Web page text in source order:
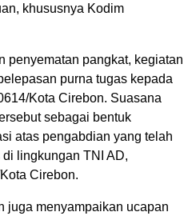
khususnya Kodim
penyematan pangkat, kegiatan
purna tugas kepada
Kota Cirebon. Suasana
sebagai bentuk
atas pengabdian yang telah
lingkungan TNI AD,
Cirebon.
juga menyampaikan ucapan